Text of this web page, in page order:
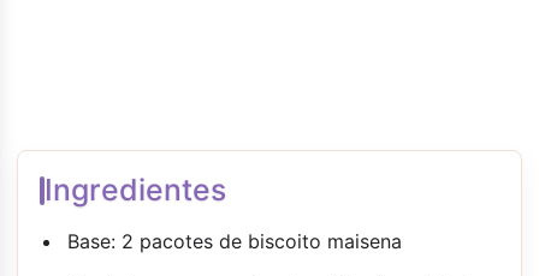
Ingredientes
Base: 2 pacotes de biscoito maisena